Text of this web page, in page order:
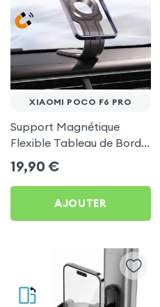
XIAOMI POCO F6 PRO
Support Magnétique
Flexible Tableau de Bord
et Écran central pour
Xiaomi Poco F6 Pro
19,90 €
AJOUTER